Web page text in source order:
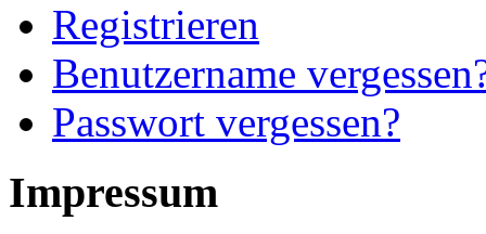
Registrieren
Benutzername
Passwort vergessen?
Impressum